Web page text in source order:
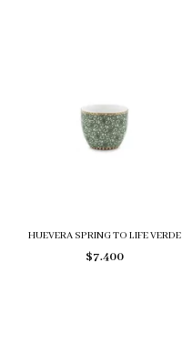
HUEVERA SPRING TO LIFE VERDE
$7.400